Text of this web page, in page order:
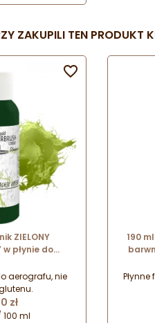
ZAKUPILI TEN PRODUKT
ZIELONY
w płynie do
aerografu, nie
zł
100 ml

190 ml